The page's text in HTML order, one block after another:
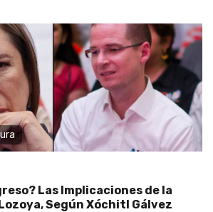
Las Implicaciones de la
Según Xóchitl Gálvez